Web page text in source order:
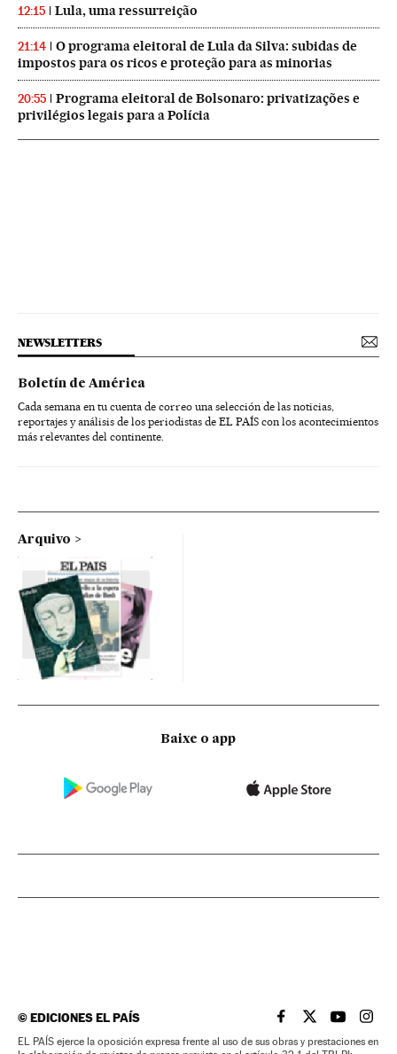
12:15 Lula, uma ressurreição
21:14
O programa eleitoral de Lula da Silva: subidas de
impostos para os ricos e proteção para as minorias
20:55
Programa eleitoral de Bolsonaro: privatizações e
privilégios legais para a Polícia
NEWSLETTERS
Boletín de América
Cada semana en tu cuenta de correo una selección de las noticias,
reportajes y análisis de los periodistas de EL PAÍS con los acontecimientos
más relevantes del continente.
Arquivo
Baixe o app
©EDICIONES EL PAÍS EL PAÍS BRASIL EN
EL PAÍSEL PAÍS
EL
EL PAÍS ejerce la oposición expresa frente al uso de sus obras y prestaciones en